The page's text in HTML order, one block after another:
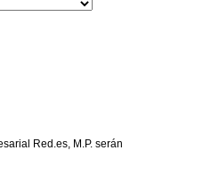
Red.es, M.P. serán